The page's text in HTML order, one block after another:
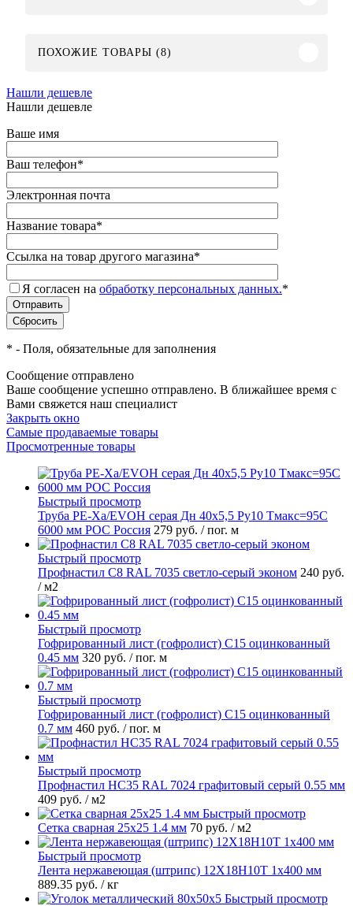
ПОХОЖИЕ ТОВАРЫ (8)
Нашли дешевле
Нашли дешевле
Ваше имя
Ваш телефон*
Электронная почта
Название товара*
Ссылка на товар другого магазина*
Я согласен на обработку персональных данных.*
* - Поля, обязательные для заполнения
Сообщение отправлено
Ваше сообщение успешно отправлено. В ближайшее время с
Вами свяжется наш специалист
Закрыть окно
Самые продаваемые товары
Просмотренные товары
Быстрый просмотр
Труба PE-Xa/EVOH серая Дн 40х5,5 Ру10 Тмакс=95C
6000 мм РОС Россия 279 руб. / пог. м
Быстрый просмотр
Профнастил С8 RAL 7035 светло-серый эконом 240 руб.
/ м2
Быстрый просмотр
Гофрированный лист (гофролист) С15 оцинкованный
0.45 мм 320 руб. / пог. м
Быстрый просмотр
Гофрированный лист (гофролист) С15 оцинкованный
0.7 мм 460 руб. / пог. м
Быстрый просмотр
Профнастил НС35 RAL 7024 графитовый серый 0.55 мм
409 руб. / м2
Быстрый просмотр
Сетка сварная 25х25 1.4 мм 70 руб. / м2
Быстрый просмотр
Лента нержавеющая (штрипс) 12Х18Н10Т 1х400 мм
889.35 руб. / кг
Быстрый просмотр